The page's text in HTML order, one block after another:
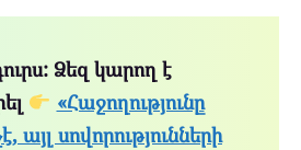
Ձեզ կարող է
«Հաջողությունը
այլ սովորությունների